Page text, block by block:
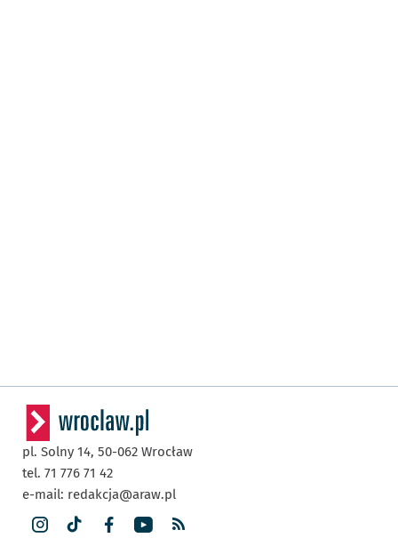
pl. Solny 14, 50-062 Wrocław
tel. 71 776 71 42
e-mail: redakcja@araw.pl